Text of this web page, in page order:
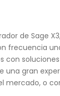
de Sage
frecuencia
con
una gran
mercado, o